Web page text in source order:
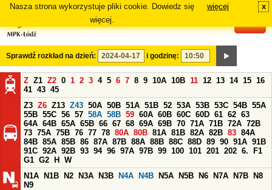
Nasza strona wykorzystuje pliki cookie. Dowiedz się
więcej.
więcej x
Sprawdź rozkład na dzień: i godzinę:
Z Z1 Z2 0 1 2 3 4 5 6 7 8 9 10A 10B 11 12 13 14 15 16
41 43 45
Z3 Z6 Z13 Z43 50A 50B 51A 51B 52 53A 53B 53C 54B 55A
55B 55C 56 57 58A 58B 59 60A 60B 60C 60D 61 62 63
64A 64B 65A 65B 66 67 68 69A 69B 70 71A 71B 72A 72B
73 75A 75B 76 77 78 80A 80B 81A 81B 82A 82B 83 84A
84B 85A 85B 86 87A 87B 88A 88B 88C 88D 89 90 91A 91B
91C 92A 92B 93 94 96 97A 97B 99 100 101 201 202 6.
F1
G1 G2 H
W
N1A
N1B N2 N3A N3B N4A N4B N5A N5B N6 N7A N7B
N8
N9